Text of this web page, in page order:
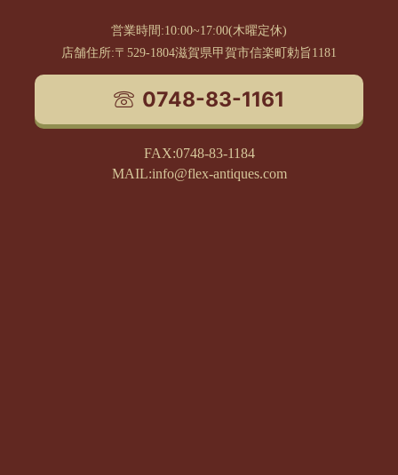
営業時間:10:00~17:00(木曜定休)
店舗住所:〒529-1804滋賀県甲賀市信楽町勅旨1181
0748-83-1161
FAX:0748-83-1184
MAIL:info@flex-antiques.com